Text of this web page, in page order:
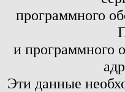
программного
и программного
Эти данные